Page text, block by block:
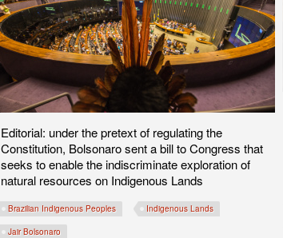
Editorial: under the pretext of regulating the
Constitution, Bolsonaro sent a bill to Congress that
seeks to enable the indiscriminate exploration of
natural resources on Indigenous Lands
Brazilian Indigenous Peoples Indigenous Lands
Jair Bolsonaro